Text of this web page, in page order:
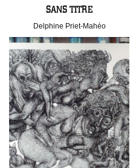
SANS TITRE
Delphine Priet-Mahéo